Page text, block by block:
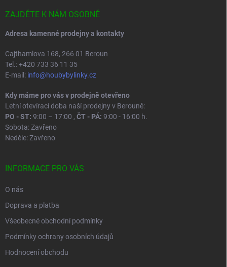
ZAJDĚTE K NÁM OSOBNĚ
Adresa kamenné prodejny a kontakty
Cajthamlova 168, 266 01 Beroun
Tel.: +420 733 36 11 35
E-mail: info@houbybylinky.cz
Kdy máme pro vás v prodejně otevřeno
Letní otevírací doba naší prodejny v Berouně:
PO - ST: 9:00 – 17:00 , ČT - PÁ: 9:00 - 16:00 h.
Sobota: Zavřeno
Neděle: Zavřeno
INFORMACE PRO VÁS
O nás
Doprava a platba
Všeobecné obchodní podmínky
Podmínky ochrany osobních údajů
Hodnocení obchodu